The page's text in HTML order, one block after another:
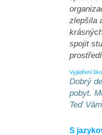
zlepšila
spojit
Vyjádření
Dobrý
pobyt.
Teď
S